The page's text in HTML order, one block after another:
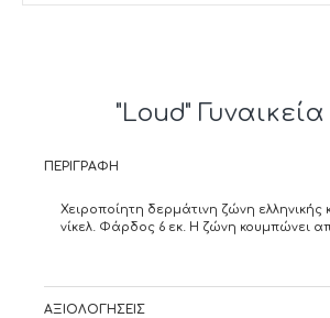
"Loud"
ΠΕΡΙΓΡΑΦΉ
Χειροποίητη δερμάτινη ζώνη
νίκελ. Φάρδος 6 εκ. Η ζώνη κουμπώνει
ΑΞΙΟΛΟΓΉΣΕΙΣ